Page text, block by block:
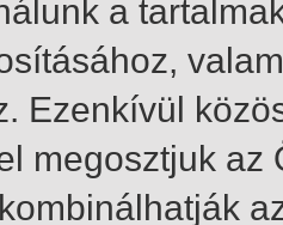
a
Ezenkívül
megosztjuk